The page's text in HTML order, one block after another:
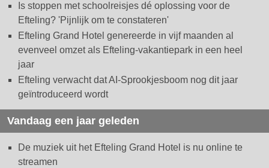
Is stoppen met schoolreisjes dé oplossing voor de
Efteling? 'Pijnlijk om te constateren'
Efteling Grand Hotel genereerde in vijf maanden al
evenveel omzet als Efteling-vakantiepark in een heel
jaar
Efteling verwacht dat AI-Sprookjesboom nog dit jaar
geïntroduceerd wordt
Vandaag een jaar geleden
De muziek uit het Efteling Grand Hotel is nu online te
streamen